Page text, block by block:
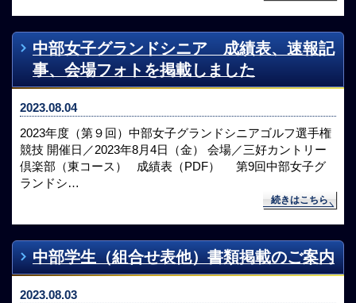
中部女子グランドシニア 成績表、速報記
事、会場フォトを掲載しました
2023.08.04
2023年度（第９回）中部女子グランドシニアゴルフ選手権
競技 開催日／2023年8月4日（金） 会場／三好カントリー
倶楽部（東コース） 成績表（PDF） 第9回中部女子グ
ランドシ…
続きはこちら
中部学生（組合せ表他）書類掲載のご案内
2023.08.03